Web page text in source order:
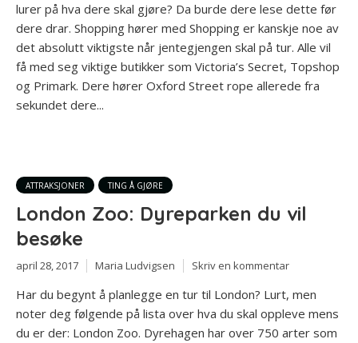
lurer på hva dere skal gjøre? Da burde dere lese dette før
dere drar. Shopping hører med Shopping er kanskje noe av
det absolutt viktigste når jentegjengen skal på tur. Alle vil
få med seg viktige butikker som Victoria’s Secret, Topshop
og Primark. Dere hører Oxford Street rope allerede fra
sekundet dere...
ATTRAKSJONER TING Å GJØRE
London Zoo: Dyreparken du vil
besøke
april 28, 2017 Maria Ludvigsen Skriv en kommentar
Har du begynt å planlegge en tur til London? Lurt, men
noter deg følgende på lista over hva du skal oppleve mens
du er der: London Zoo. Dyrehagen har over 750 arter som